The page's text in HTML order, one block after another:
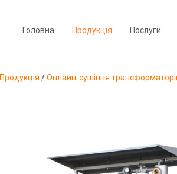
Головна Продукція Послуги
Продукція /Онлайн-сушіння